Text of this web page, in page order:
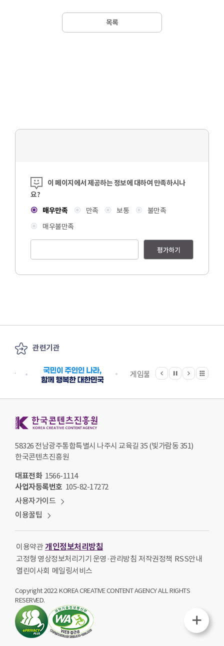
목록
콘텐츠 만족도 조사
이 페이지에서 제공하는 정보에 대하여 만족하시나
요?
매우만족
만족 보통
불만족
매우불만족
평가하기
관련기관
게임물관리위원회
이전
정지
다음 관련기관 전체보기
58326 전남광주통합특별시 나주시 교육길 35 (빛가람동 351)
한국콘텐츠진흥원
대표전화 1566-1114
사업자등록번호 105-82-17272
사용자가이드
이용꿀팁
이용약관 개인정보처리방침
고정형 영상정보처리기기 운영·관리방침 저작권정책 RSS안내
열린이사회 메일링서비스
Copyright 2022. KOREA CREATIVE CONTENT AGENCY ALL RIGHTS
RESERVED.